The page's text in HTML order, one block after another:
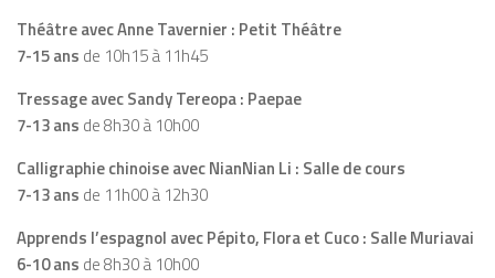
Théâtre avec Anne Tavernier : Petit Théâtre
7-15 ans de 10h15 à 11h45
Tressage avec Sandy Tereopa : Paepae
7-13 ans de 8h30 à 10h00
Calligraphie chinoise avec NianNian Li : Salle de cours
7-13 ans de 11h00 à 12h30
Apprends l’espagnol avec Pépito, Flora et Cuco : Salle Muriavai
6-10 ans de 8h30 à 10h00